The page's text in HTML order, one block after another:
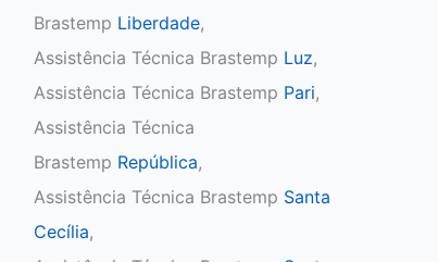
Brastemp Liberdade,
Assistência Técnica Brastemp Luz,
Assistência Técnica Brastemp Pari,
Assistência Técnica
Brastemp República,
Assistência Técnica Brastemp Santa
Cecília,